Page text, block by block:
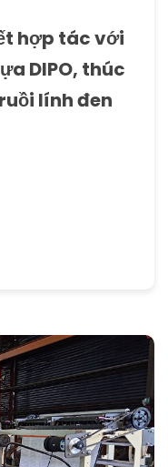
hợp tác với
DIPO, thúc
lính đen